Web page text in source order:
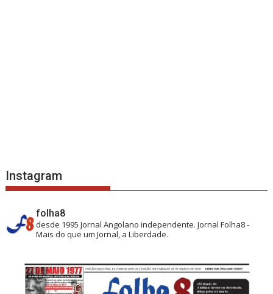
Instagram
folha8
desde 1995 Jornal Angolano independente.Jornal Folha8 -
Mais do que um Jornal, a Liberdade.